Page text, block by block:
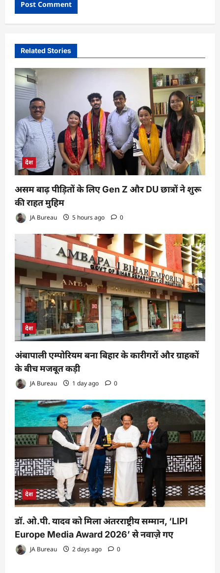
Related Stories
देश
असम बाढ़ पीड़ितों के लिए Gen Z और DU छात्रों ने शुरू
की राहत मुहिम
JA Bureau 5 hours ago 0
देश
अंबापाली एम्पोरियम बना बिहार के कारीगरों और ग्राहकों
के बीच मजबूत कड़ी
JA Bureau 1 day ago 0
देश
डॉ. ओ.पी. यादव को मिला अंतरराष्ट्रीय सम्मान, ‘LIPI
Europe Media Award 2026’ से नवाज़े गए
JA Bureau 2 days ago 0